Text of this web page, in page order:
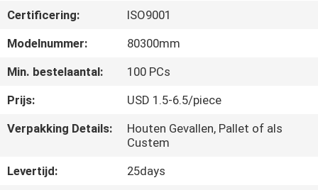
KWALITEITSCONTROLE
NEEM
CONTACT
MET
OP
Certificering:
ISO9001
Modelnummer:
80300mm
Min. bestelaantal:
100 PCs
Prijs:
USD 1.5-6.5/piece
Verpakking Details:
Houten Gevallen, Pallet of als
Custem
Levertijd:
25days